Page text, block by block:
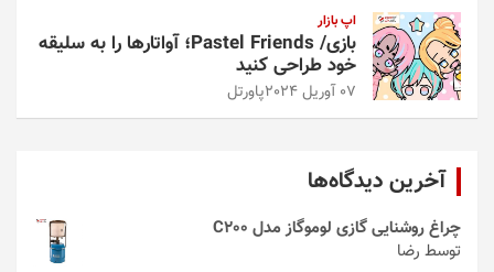
اپ بازار
بازی/ Pastel Friends؛ آواتارها را به سلیقه
خود طراحی کنید
07 آوریل 2024 پاورتل
آخرین دیدگاه‌ها
چراغ روشنایی گازی لوموگاز مدل C200
توسط رضا